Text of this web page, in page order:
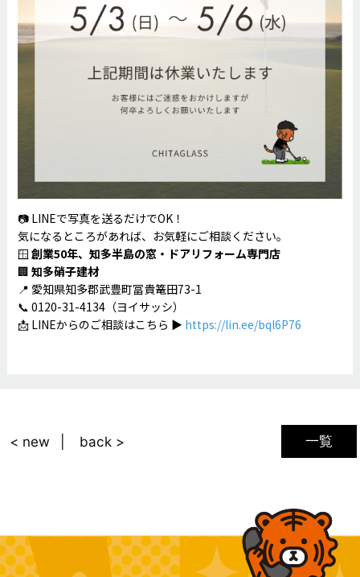
📷 LINEで写真を送るだけでOK！
気になるところがあれば、お気軽にご相談ください。
🪟 創業50年、知多半島の窓・ドアリフォーム専門店
🏢 知多硝子建材
📍 愛知県知多郡武豊町冨貴篭田73-1
📞 0120-31-4134（ヨイサッシ）
📩 LINEからのご相談はこちら ▶ https://lin.ee/bql6P76
一覧
< new back >